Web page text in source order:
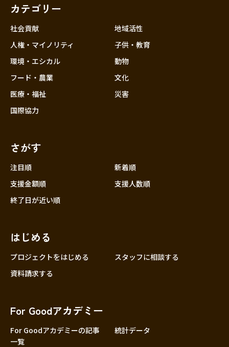
近畿
中国
カテゴリー
社会貢献
人権・マイノリティ
環境・エシカル
フード・農業
医療・福祉
国際協力
地域活性
子供・教育
動物
文化
災害
さがす
注目順
新着順
支援金額順
支援人数順
終了日が近い順
はじめる
プロジェクトをはじめる
スタッフに相談する
資料請求する
For Goodアカデミー
For Goodアカデミーの記事
一覧
統計データ